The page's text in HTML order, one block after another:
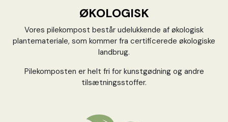
ØKOLOGISK
Vores pilekompost består udelukkende af økologisk
plantemateriale, som kommer fra certificerede økologiske
landbrug.
Pilekomposten er helt fri for kunstgødning og andre
tilsætningsstoffer.